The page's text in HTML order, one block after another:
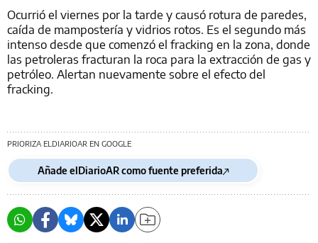
Ocurrió el viernes por la tarde y causó rotura de paredes,
caída de mampostería y vidrios rotos. Es el segundo más
intenso desde que comenzó el fracking en la zona, donde
las petroleras fracturan la roca para la extracción de gas y
petróleo. Alertan nuevamente sobre el efecto del
fracking.
PRIORIZA ELDIARIOAR EN GOOGLE
Añade elDiarioAR como fuente preferida